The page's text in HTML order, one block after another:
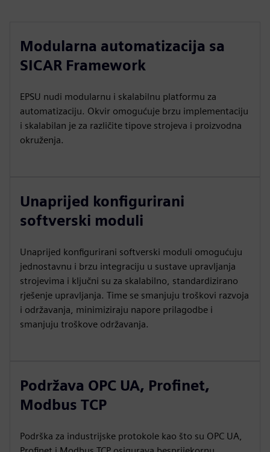
Modularna automatizacija sa
SICAR Framework
EPSU nudi modularnu i skalabilnu platformu za
automatizaciju. Okvir omogućuje brzu implementaciju
i skalabilan je za različite tipove strojeva i proizvodna
okruženja.
Unaprijed konfigurirani
softverski moduli
Unaprijed konfigurirani softverski moduli omogućuju
jednostavnu i brzu integraciju u sustave upravljanja
strojevima i ključni su za skalabilno, standardizirano
rješenje upravljanja. Time se smanjuju troškovi razvoja
i održavanja, minimiziraju napore prilagodbe i
smanjuju troškove održavanja.
Podržava OPC UA, Profinet,
Modbus TCP
Podrška za industrijske protokole kao što su OPC UA,